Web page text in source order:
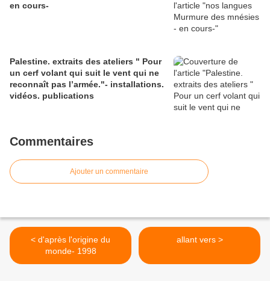
en cours-
Palestine. extraits des ateliers " Pour
un cerf volant qui suit le vent qui ne
reconnaît pas l’armée."- installations.
vidéos. publications
Commentaires
Ajouter un commentaire
< d'après l'origine du
monde- 1998
allant vers >